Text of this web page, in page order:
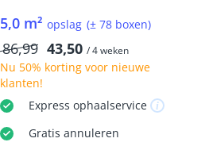
5,0 m² opslag (± 78 boxen)
86,99 43,50 / 4 weken
Nu 50% kortingvoor nieuwe
klanten!
Express ophaalservice
Gratis annuleren